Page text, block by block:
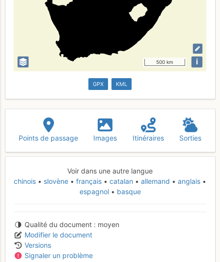
500 km i
GPX KML
Points de passage Images Itinéraires Sorties
Voir dans une autre langue
chinois
slovène français catalan allemand
anglais
espagnol
basque
Qualité du document
moyen
Modifier le document
Versions
Signaler un problème